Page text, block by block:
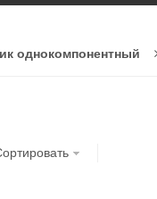
однокомпонентный